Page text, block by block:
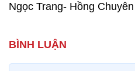
Ngọc Trang- Hồng Chuyên